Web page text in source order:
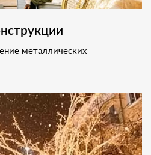
металлических